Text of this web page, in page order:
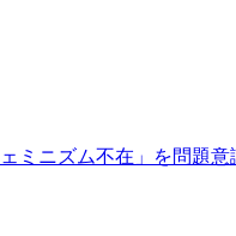
ミニズム不在」を問